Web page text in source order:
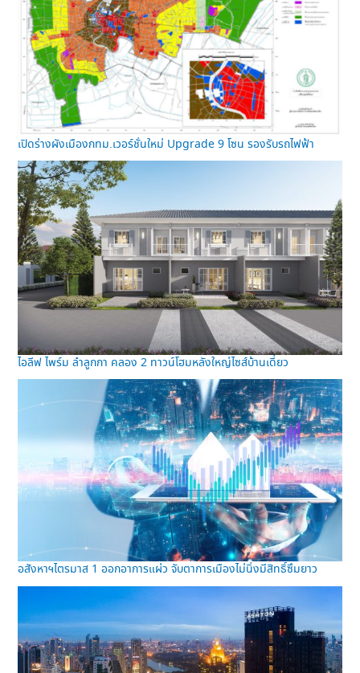
เปิดร่างผังเมืองกทม.เวอร์ชั่นใหม่ Upgrade 9 โซน รองรับรถไฟฟ้า
ไอลีฟ ไพร์ม ลำลูกกา คลอง 2 ทาวน์โฮมหลังใหญ่ไซส์บ้านเดี่ยว
อสังหาฯไตรมาส 1 ออกอาการแผ่ว จับตาการเมืองไม่นิ่งมีสิทธิ์ซึมยาว